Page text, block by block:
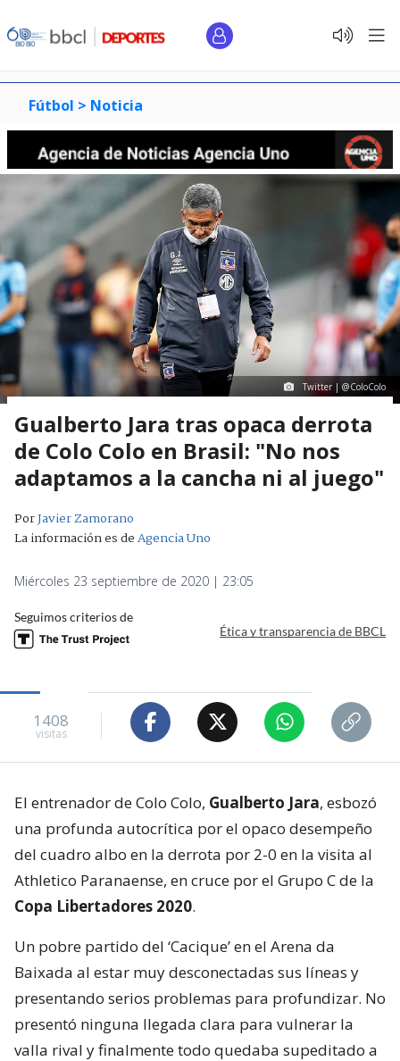
Fútbol > Noticia
Twitter | @ColoColo
Gualberto Jara tras opaca derrota
de Colo Colo en Brasil: "No nos
adaptamos a la cancha ni al juego"
PorJavier Zamorano
La información es deAgencia Uno
Miércoles 23 septiembre de 2020 | 23:05
Seguimos criterios de
Ética y transparencia de BBCL
1408
visitas
El entrenador de Colo Colo, Gualberto Jara, esbozó
una profunda autocrítica por el opaco desempeño
del cuadro albo en la derrota por 2-0 en la visita al
Athletico Paranaense, en cruce por el Grupo C de la
Copa Libertadores 2020.
Un pobre partido del ‘Cacique’ en el Arena da
Baixada al estar muy desconectadas sus líneas y
presentando serios problemas para profundizar. No
presentó ninguna llegada clara para vulnerar la
valla rival y finalmente todo quedaba supeditado a